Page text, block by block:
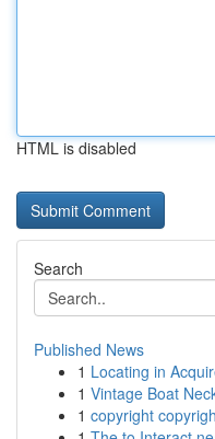
HTML is disabled
Search
Published News
1 Locating in
1 Vintage Boat
1 copyright